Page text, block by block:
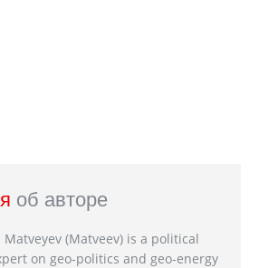
об авторе
(Matveev) is a political
on geo-politics and geo-energy